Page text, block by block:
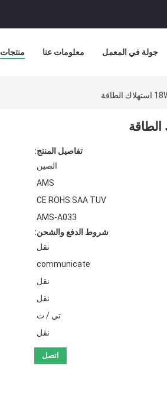
منتجات معلومات عنا جولة في المعمل
تفاصيل المنتج:
الصين
AMS
CE ROHS SAA TUV
AMS-A033
شروط الدفع والشحن:
نقل
communicate
نقل
نقل
تي / ت
نقل
اتصل